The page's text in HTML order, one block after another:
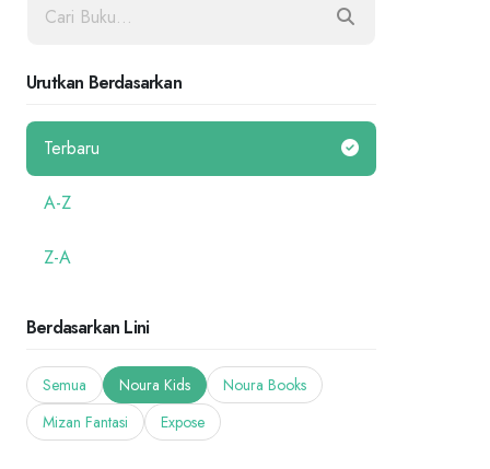
Urutkan Berdasarkan
Terbaru
A-Z
Z-A
Berdasarkan Lini
Semua Noura Kids
Noura Books
Mizan Fantasi
Expose